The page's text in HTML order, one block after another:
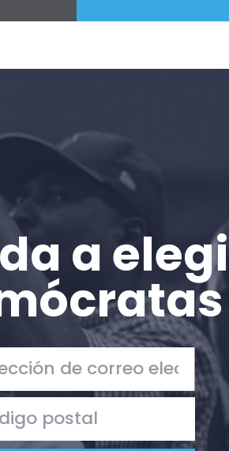
Take Back the Courts
Trabaja con nosotros
Pulse
Donar
a